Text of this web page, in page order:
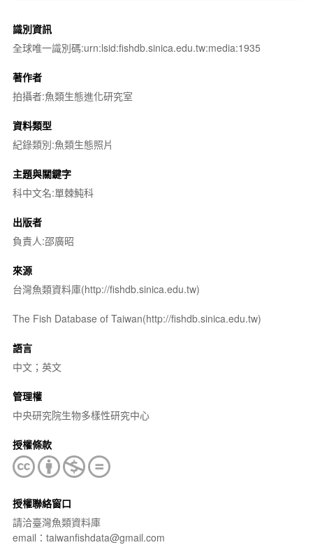
識別資訊
全球唯一識別碼:urn:lsid:fishdb.sinica.edu.tw:media:1935
著作者
拍攝者:魚類生態進化研究室
資料類型
紀錄類別:魚類生態照片
主題與關鍵字
科中文名:單棘魨科
出版者
負責人:邵廣昭
來源
台灣魚類資料庫(http://fishdb.sinica.edu.tw)
The Fish Database of Taiwan(http://fishdb.sinica.edu.tw)
語言
中文；英文
管理權
中央研究院生物多樣性研究中心
授權條款
授權聯絡窗口
請洽臺灣魚類資料庫
email：taiwanfishdata@gmail.com